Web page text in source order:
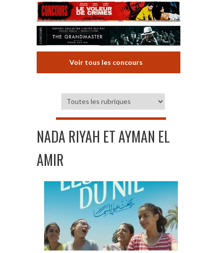
Voir tous les concours
NADA RIYAH ET AYMAN EL
AMIR